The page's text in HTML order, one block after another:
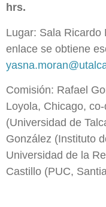
hrs.
Lugar: Sala Ricardo
enlace se obtiene
Comisión: Rafael
Loyola, Chicago,
(Universidad de
González (Instituto
Universidad de la
Castillo (PUC,